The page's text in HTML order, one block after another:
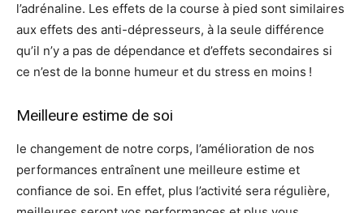
l’adrénaline. Les effets de la course à pied sont similaires
aux effets des anti-dépresseurs, à la seule différence
qu’il n’y a pas de dépendance et d’effets secondaires si
ce n’est de la bonne humeur et du stress en moins !
Meilleure estime de soi
le changement de notre corps, l’amélioration de nos
performances entraînent une meilleure estime et
confiance de soi. En effet, plus l’activité sera régulière,